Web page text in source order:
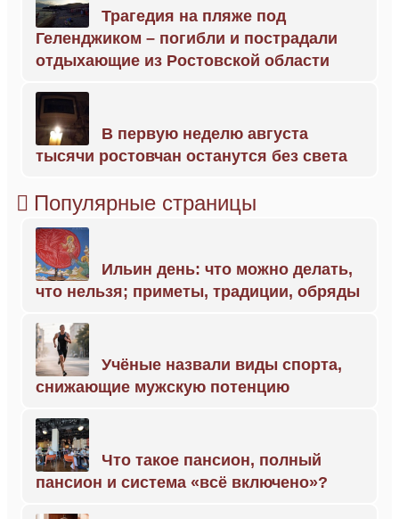
Трагедия на пляже под
Геленджиком – погибли и пострадали
отдыхающие из Ростовской области
В первую неделю августа
тысячи ростовчан останутся без света
Популярные страницы
Ильин день: что можно делать,
что нельзя; приметы, традиции, обряды
Учёные назвали виды спорта,
снижающие мужскую потенцию
Что такое пансион, полный
пансион и система «всё включено»?